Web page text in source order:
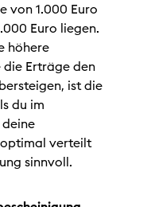
von 1.000 Euro
Euro liegen.
höhere
Erträge den
ist die
du im
verteilt
sinnvoll.